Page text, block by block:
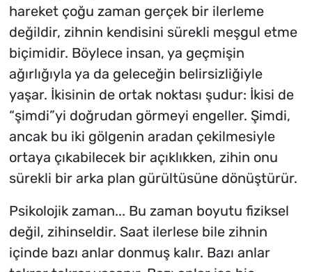
hareket çoğu zaman gerçek bir ilerleme
değildir, zihnin kendisini sürekli meşgul etme
biçimidir. Böylece insan, ya geçmişin
ağırlığıyla ya da geleceğin belirsizliğiyle
yaşar. İkisinin de ortak noktası şudur: İkisi de
“şimdi”yi doğrudan görmeyi engeller. Şimdi,
ancak bu iki gölgenin aradan çekilmesiyle
ortaya çıkabilecek bir açıklıkken, zihin onu
sürekli bir arka plan gürültüsüne dönüştürür.
Psikolojik zaman... Bu zaman boyutu fiziksel
değil, zihinseldir. Saat ilerlese bile zihnin
içinde bazı anlar donmuş kalır. Bazı anlar